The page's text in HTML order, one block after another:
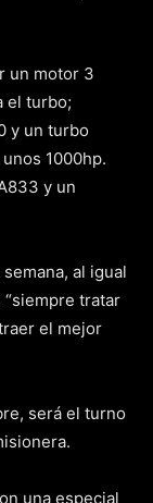
un motor 3
el turbo;
y un turbo
1000hp.
y un
al igual
tratar
el mejor
será el turno
una especial